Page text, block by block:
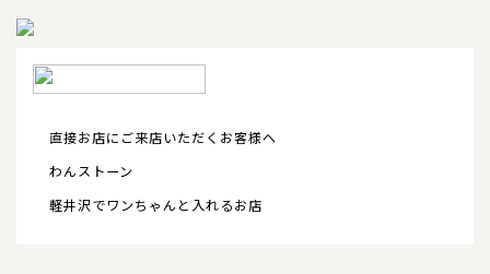
直接お店にご来店いただくお客様へ
わんストーン
軽井沢でワンちゃんと入れるお店